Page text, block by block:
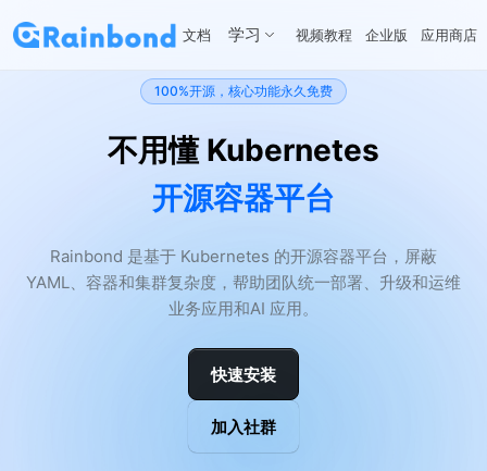
文档 学习 视频教程 企业版 应用商店
100%开源，核心功能永久免费
不用懂 Kubernetes
开源容器平台
Rainbond 是基于 Kubernetes 的开源容器平台，屏蔽
YAML、容器和集群复杂度，帮助团队统一部署、升级和运维
业务应用和AI 应用。
快速安装
加入社群